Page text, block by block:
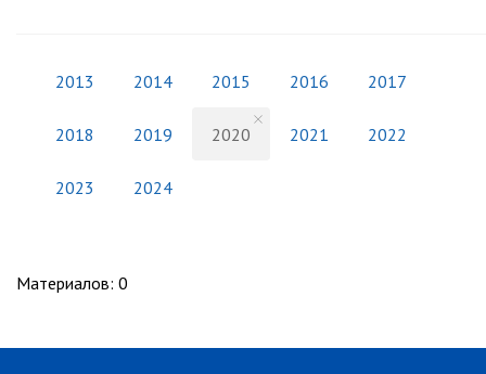
2013 2014 2015 2016 2017
2018 2019 2020 2021 2022
2023 2024
Материалов: 0